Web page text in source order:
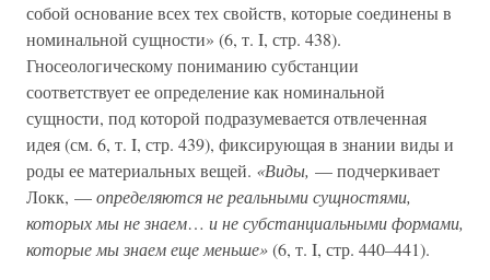
собой основание всех тех свойств, которые соединены в
номинальной сущности» (6, т. I, стр. 438).
Гносеологическому пониманию субстанции
соответствует ее определение как номинальной
сущности, под которой подразумевается отвлеченная
идея (см. 6, т. I, стр. 439), фиксирующая в знании виды и
роды ее материальных вещей. «Виды, — подчеркивает
Локк, —определяются не реальными сущностями,
которых мы не знаем… и не субстанциальными формами,
которые мы знаем еще меньше»(6, т. I, стр. 440–441).